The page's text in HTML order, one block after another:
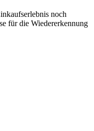
noch
für die Wiedererkennung